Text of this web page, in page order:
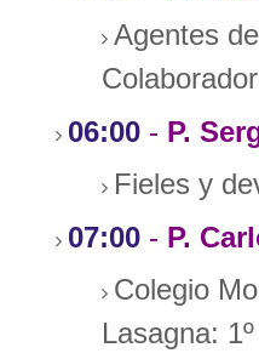
Agentes
06:00 - P.
Fieles y
07:00 - P.
Colegio
Lasagna: